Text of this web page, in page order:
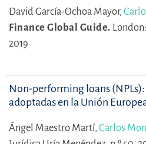
David García-Ochoa Mayor,
Finance Global Guide.
2019
Non-performing loans (NPLs):
adoptadas en la Unión
Ángel Maestro Martí, Carlos